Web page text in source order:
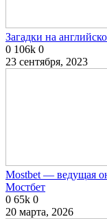
Загадки на
0 106k 0
23 сентября, 2023
Mostbet — ведущая
Мостбет
0 65k 0
20 марта, 2026